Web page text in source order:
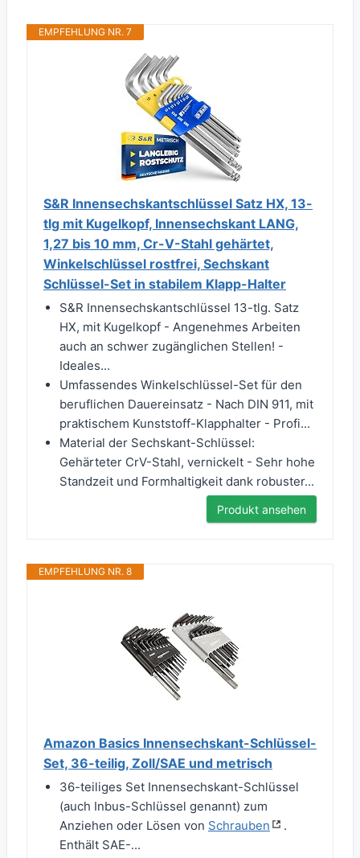
EMPFEHLUNG NR. 7
S&R Innensechskantschlüssel Satz HX, 13-
tlg mit Kugelkopf, Innensechskant LANG,
1,27 bis 10 mm, Cr-V-Stahl gehärtet,
Winkelschlüssel rostfrei, Sechskant
Schlüssel-Set in stabilem Klapp-Halter
S&R Innensechskantschlüssel 13-tlg. Satz
HX, mit Kugelkopf - Angenehmes Arbeiten
auch an schwer zugänglichen Stellen! -
Ideales...
Umfassendes Winkelschlüssel-Set für den
beruflichen Dauereinsatz - Nach DIN 911, mit
praktischem Kunststoff-Klapphalter - Profi...
Material der Sechskant-Schlüssel:
Gehärteter CrV-Stahl, vernickelt - Sehr hohe
Standzeit und Formhaltigkeit dank robuster...
Produkt ansehen
EMPFEHLUNG NR. 8
Amazon Basics Innensechskant-Schlüssel-
Set, 36-teilig, Zoll/SAE und metrisch
36-teiliges Set Innensechskant-Schlüssel
(auch Inbus-Schlüssel genannt) zum
Anziehen oder Lösen von Schrauben
.
Enthält SAE-...